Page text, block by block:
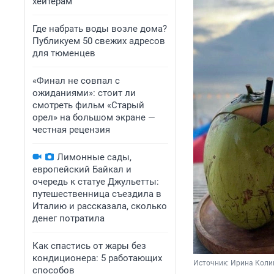
Где набрать воды возле дома?
Публикуем 50 свежих адресов
для тюменцев
«Финал не совпал с
ожиданиями»: стоит ли
смотреть фильм «Старый
орел» на большом экране —
честная рецензия
Лимонные сады,
европейский Байкал и
очередь к статуе Джульетты:
путешественница съездила в
Италию и рассказала, сколько
денег потратила
Как спастись от жары без
кондиционера: 5 работающих
способов
Источник: Ирина